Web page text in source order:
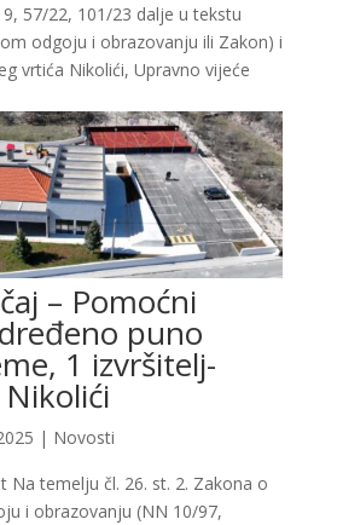
57/22, 101/23 dalje u tekstu
odgoju i obrazovanju ili Zakon) i
vrtića Nikolići, Upravno vijeće
– Pomoćni
puno
1 izvršitelj-
| Novosti
Na temelju čl. 26. st. 2. Zakona o
i obrazovanju (NN 10/97,